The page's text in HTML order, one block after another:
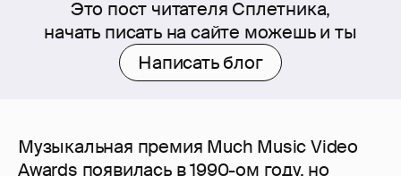
Это пост читателя Сплетника,
начать писать на сайте можешь и ты
Написать блог
Музыкальная премия Much Music Video
Awards появилась в 1990-ом году, но